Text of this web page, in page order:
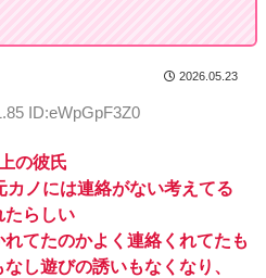
2026.05.23
ID:eWpGpF3Z0
の彼氏
ノには連絡がない考えてる
たらしい
てたのかよく連絡くれてたも
し遊びの誘いもなくなり、